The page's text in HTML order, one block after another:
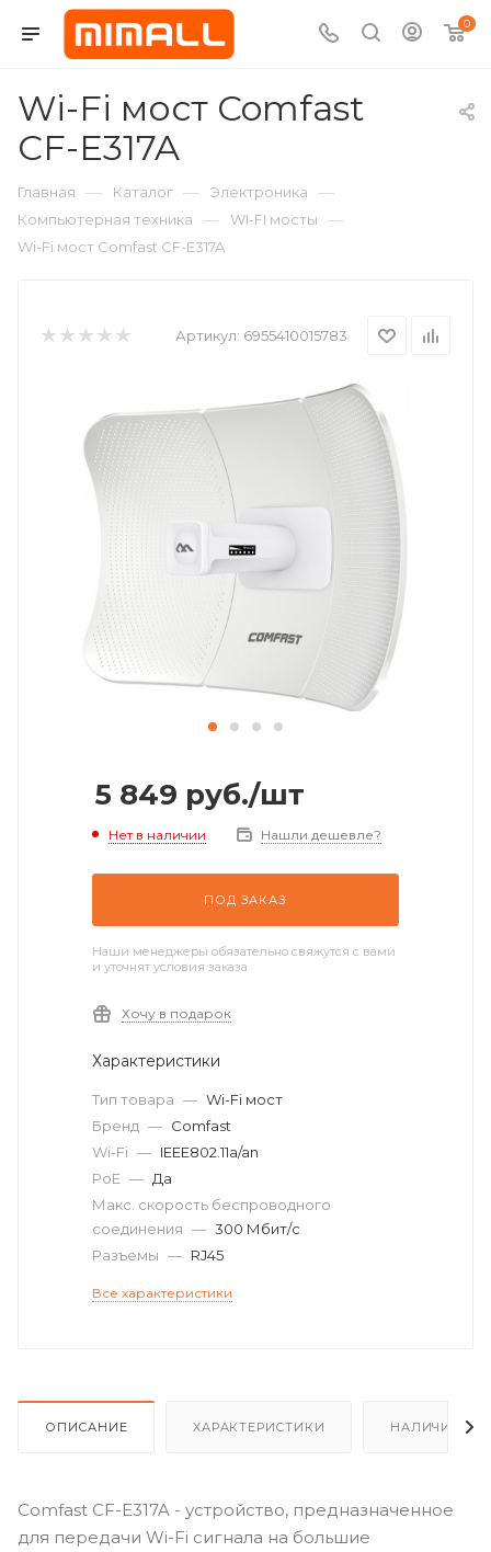
0
Wi-Fi мост Comfast
CF-E317A
Главная — Каталог — Электроника —
Компьютерная техника — WI-FI мосты —
Wi-Fi мост Comfast CF-E317A
Артикул: 6955410015783
5 849 руб./шт
Нет в наличии Нашли дешевле?
ПОД ЗАКАЗ
Наши менеджеры обязательно свяжутся с вами
и уточнят условия заказа
Хочу в подарок
Характеристики
Тип товара — Wi-Fi мост
Бренд — Comfast
Wi-Fi — IEEE802.11a/an
PoE — Да
Макс. скорость беспроводного
соединения — 300 Мбит/с
Разъемы — RJ45
Все характеристики
ОПИСАНИЕ ХАРАКТЕРИСТИКИ НАЛИЧИЕ
Comfast CF-E317A - устройство, предназначенное
для передачи Wi-Fi сигнала на большие